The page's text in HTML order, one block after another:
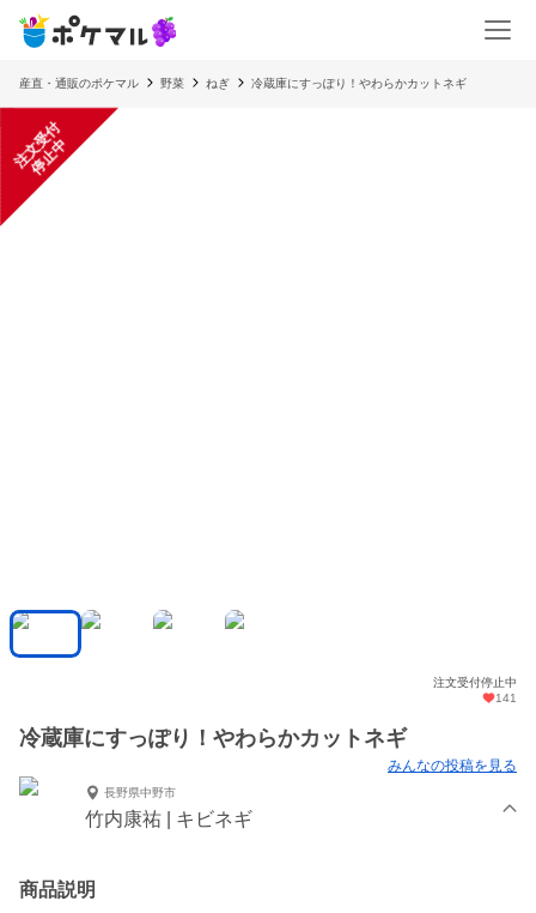
産直・通販のポケマル 野菜 ねぎ 冷蔵庫にすっぽり！やわらかカットネギ
注
文
受
付
停
止
中
注文受付停止中
141
冷蔵庫にすっぽり！やわらかカットネギ
みんなの投稿を見る
長野県中野市
竹内康祐 | キビネギ
商品説明